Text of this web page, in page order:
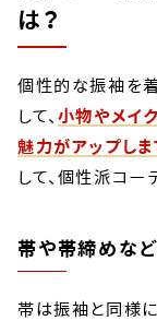
は？
個性的な振袖を
して、 小物やメイ
魅力がアップし
して、個性派コー
帯や帯締めな
帯は振袖と同様